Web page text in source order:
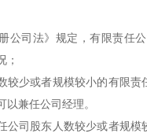
司法》规定，有限责任公
；
少或者规模较小的有限责
兼任公司经理。
司股东人数较少或者规模